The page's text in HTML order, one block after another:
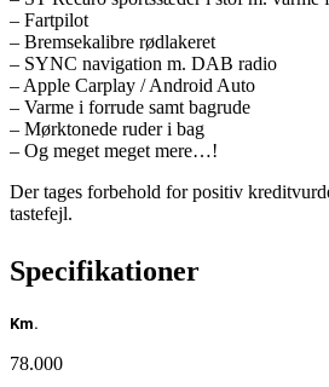
– Fartpilot
– Bremsekalibre rødlakeret
– SYNC navigation m. DAB radio
– Apple Carplay / Android Auto
– Varme i forrude samt bagrude
– Mørktonede ruder i bag
– Og meget meget mere…!
Der tages forbehold for positiv
tastefejl.
Specifikationer
Km.
78.000